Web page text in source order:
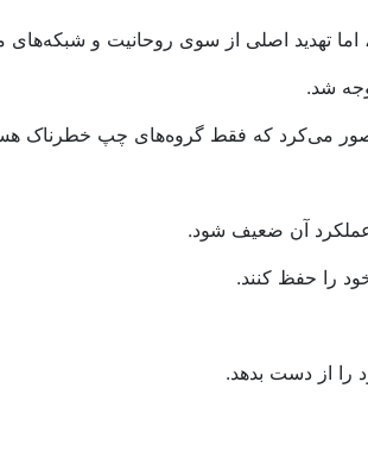
اما تهدید اصلی از سوی روحانیت و
شد.
تصور می‌کرد که فقط گروه‌های چپ خطرناک
آن ضعیف شود.
را حفظ کنند.
را از دست بدهد.